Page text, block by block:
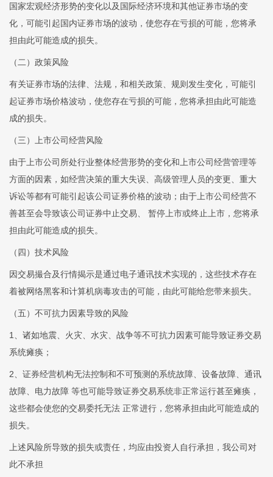
国家宏观经济形势的变化以及国际经济环境和其他证券市场的变
化，可能引起国内证券市场的波动，使您存在亏损的可能，您将承
担由此可能造成的损失。
（二）政策风险
有关证券市场的法律、法规，和相关政策、规则发生变化，可能引
起证券市场价格波动，使您存在亏损的可能，您将承担由此可能造
成的损失。
（三）上市公司经营风险
由于上市公司所处行业整体经营形势的变化和上市公司经营管理等
方面的因素，如经营决策的重大失误、高级管理人员的变更、重大
诉讼等都有可能引起该公司证券价格的波动；由于上市公司经营不
善甚至会导致该公司证券中止交易、 暂停上市或终止上市，您将承
担由此可能造成的损失。
（四）技术风险
因交易撮合及行情揭示是通过电子通讯技术实现的，这些技术存在
着被网络黑客和计算机病毒攻击的可能，由此可能给您带来损失。
（五）不可抗力因素导致的风险
1、诸如地震、火灾、水灾、战争等不可抗力因素可能导致证券交易
系统瘫痪；
2、证券经营机构无法控制和不可预测的系统故障、设备故障、通讯
故障、电力故障 等也可能导致证券交易系统非正常运行甚至瘫痪，
这些都会使您的交易委托无法 正常进行，您将承担由此可能造成的
损失。
上述风险所导致的损失或责任，均应由投资人自行承担，我公司对
此不承担